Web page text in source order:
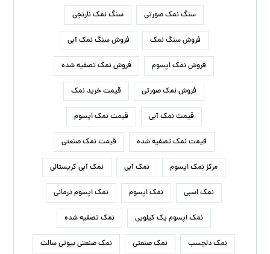
سنگ نمک صورتی سنگ نمک نارنجی
فروش سنگ نمک فروش سنگ نمک آبی
فروش نمک اپسوم فروش نمک تصفیه شده
فروش نمک صورتی قیمت خرید نمک
قیمت نمک آبی قیمت نمک اپسوم
قیمت نمک تصفیه شده قیمت نمک صنعتی
مرکز نمک اپسوم نمک آبی نمک آبی کریستالی
نمک اسبی نمک اپسوم نمک اپسوم درمانی
نمک اپسوم یک کیلویی نمک تصفیه شده
نمک دلچسب نمک صنعتی نمک صنعتی بیوتی سالت